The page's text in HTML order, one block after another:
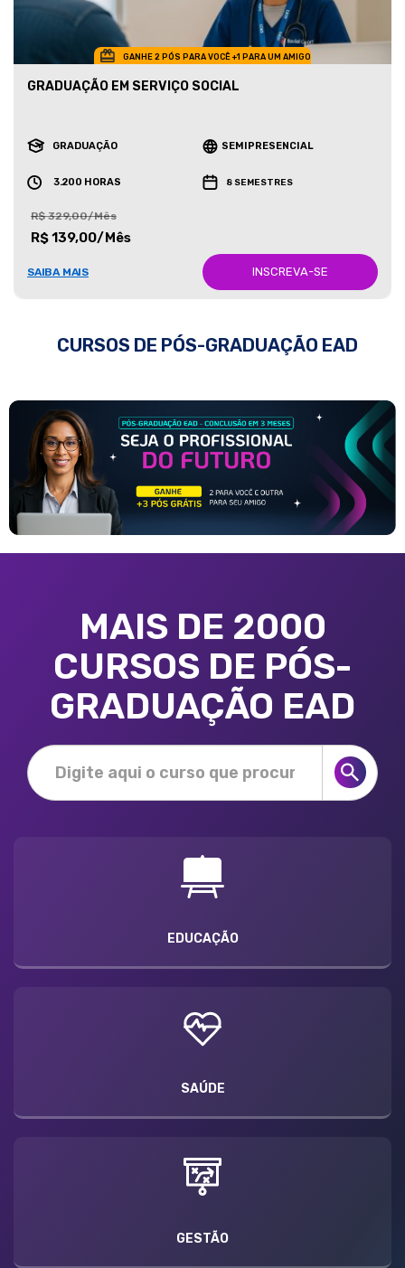
GANHE 2 PÓS PARA VOCÊ +1 PARA UM AMIGO
GRADUAÇÃO EM SERVIÇO SOCIAL
GRADUAÇÃO SEMIPRESENCIAL
3.200 HORAS 8 SEMESTRES
R$ 329,00/Mês
R$ 139,00/Mês
SAIBA MAIS INSCREVA-SE
CURSOS DE PÓS-GRADUAÇÃO EAD
MAIS DE 2000
CURSOS DE PÓS-
GRADUAÇÃO EAD
EDUCAÇÃO
SAÚDE
GESTÃO